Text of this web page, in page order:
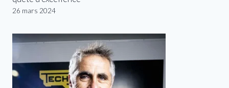
26 mars 2024